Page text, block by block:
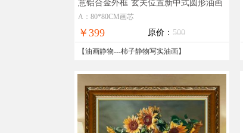
意铝合金外框 玄关位置新中式圆形油画
A：80*80CM画芯
￥399 原价： 500
【油画静物---柿子静物写实油画】